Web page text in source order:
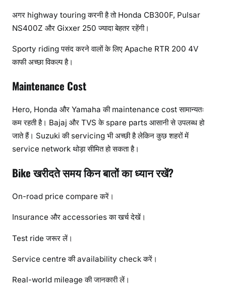
अगर highway touring करनी है तो Honda CB300F, Pulsar
NS400Z और Gixxer 250 ज्यादा बेहतर रहेंगी।
Sporty riding पसंद करने वालों के लिए Apache RTR 200 4V
काफी अच्छा विकल्प है।
Maintenance Cost
Hero, Honda और Yamaha की maintenance cost सामान्यतः
कम रहती है। Bajaj और TVS के spare parts आसानी से उपलब्ध हो
जाते हैं। Suzuki की servicing भी अच्छी है लेकिन कुछ शहरों में
service network थोड़ा सीमित हो सकता है।
Bike खरीदते समय किन बातों का ध्यान रखें?
On-road price compare करें।
Insurance और accessories का खर्च देखें।
Test ride जरूर लें।
Service centre की availability check करें।
Real-world mileage की जानकारी लें।